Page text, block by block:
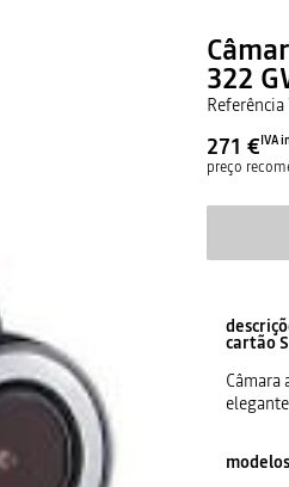
322
Referência
271 €IVA
preço
cartão
Câmara